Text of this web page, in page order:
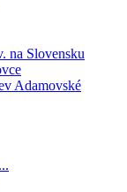
na Slovensku
Adamovské